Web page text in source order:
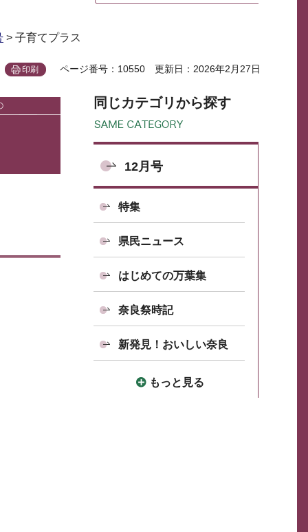
> 子育てプラス
印刷 ページ番号：10550 更新日：2026年2月27日
同じカテゴリから探す
12月号
特集
県民ニュース
はじめての万葉集
奈良祭時記
新発見！おいしい奈良
もっと見る